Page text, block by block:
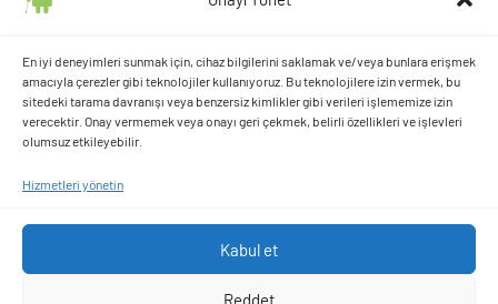
En iyi deneyimleri sunmak için, cihaz bilgilerini saklamak ve/veya bunlara erişmek
amacıyla çerezler gibi teknolojiler kullanıyoruz. Bu teknolojilere izin vermek, bu
sitedeki tarama davranışı veya benzersiz kimlikler gibi verileri işlememize izin
verecektir. Onay vermemek veya onayı geri çekmek, belirli özellikleri ve işlevleri
olumsuz etkileyebilir.
Hizmetleri yönetin
Kabul et
Reddet
KVKK Aydınlatma ve Açık Rıza Metni
içeriklerimizi takip etmek istermisiniz?